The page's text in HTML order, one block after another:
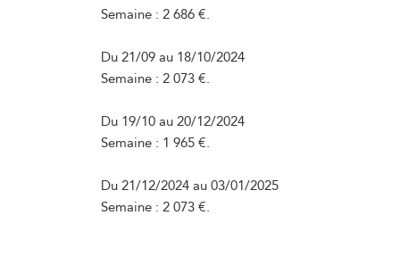
Semaine : 2 686 €.
Du 21/09 au 18/10/2024
Semaine : 2 073 €.
Du 19/10 au 20/12/2024
Semaine : 1 965 €.
Du 21/12/2024 au 03/01/2025
Semaine : 2 073 €.